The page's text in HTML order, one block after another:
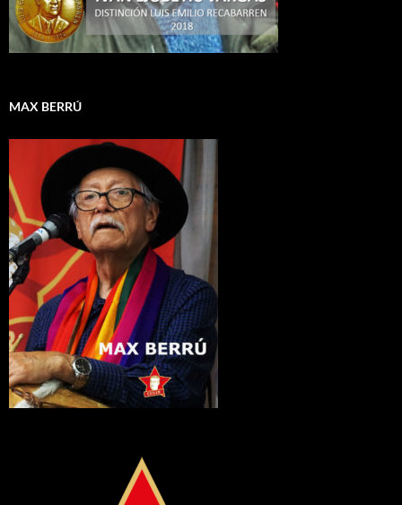
MAX BERRÚ